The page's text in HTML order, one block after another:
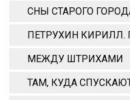
СНЫ СТАРОГО
ПЕТРУХИН КИРИЛЛ.
МЕЖДУ ШТРИХАМИ
ТАМ, КУДА